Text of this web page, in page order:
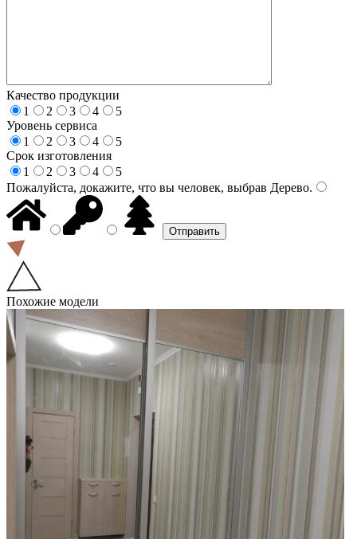
Качество продукции
1
2 3 4
5
Уровень сервиса
1
2 3 4
5
Срок изготовления
1
2 3 4
5
Пожалуйста, докажите, что вы человек, выбрав Дерево.
Похожие модели